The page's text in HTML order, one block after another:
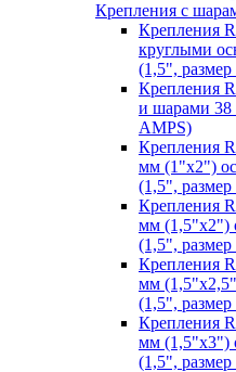
Крепления с
Крепления
круглыми
(1,5",
Крепления
и шарами 38
AMPS)
Крепления
мм (1"х2")
(1,5",
Крепления
мм (1,5"х2")
(1,5",
Крепления
мм
(1,5",
Крепления
мм (1,5"х3")
(1,5",